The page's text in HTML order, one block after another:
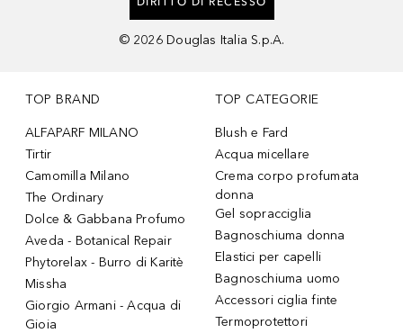
© 2026 Douglas Italia S.p.A.
TOP BRAND
ALFAPARF MILANO
Tirtir
Camomilla Milano
The Ordinary
Dolce & Gabbana Profumo
Aveda - Botanical Repair
Phytorelax - Burro di Karitè
Missha
Giorgio Armani - Acqua di
Gioia
TOP CATEGORIE
Blush e Fard
Acqua micellare
Crema corpo profumata
donna
Gel sopracciglia
Bagnoschiuma donna
Elastici per capelli
Bagnoschiuma uomo
Accessori ciglia finte
Termoprotettori